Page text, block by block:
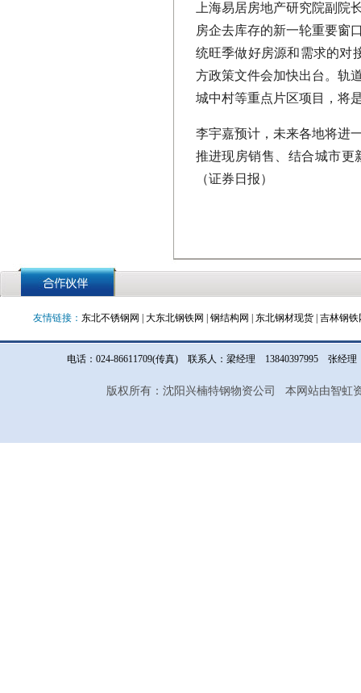
上海易居房地产研究院副院
房企去库存的新一轮重要窗
统旺季做好房源和需求的对
方政策文件会加快出台。轨
城中村等重点片区项目，将
李宇嘉预计，未来各地将进
推进现房销售、结合城市更
（证券日报）
友情链接： 东北不锈钢网 大东北钢铁网 钢结构网 东北钢材现货 吉林钢铁
电话：024-86611709(传真) 联系人：梁经理 13840397995 张经
版权所有：沈阳兴楠特钢物资公司 本网站由智虹